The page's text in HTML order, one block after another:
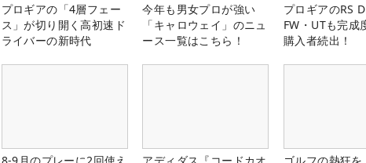
プロギアの「4層フェー
ス」が切り開く高初速ド
ライバーの新時代
今年も男女プロが強い
「キャロウェイ」のニュ
ース一覧はこちら！
プロギアのRS
FW・UTも完成
購入者続出！